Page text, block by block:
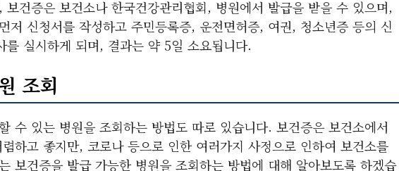
건증은 보건소나 한국건강관리협회, 병원에서 발급을 받을 수 있으며,
저 신청서를 작성하고 주민등록증, 운전면허증, 여권, 청소년증 등의 신
를 실시하게 되며, 결과는 약 5일 소요됩니다.
조회
수 있는 병원을 조회하는 방법도 따로 있습니다. 보건증은 보건소에서
하고 좋지만, 코로나 등으로 인한 여러가지 사정으로 인하여 보건소를
보건증을 발급 가능한 병원을 조회하는 방법에 대해 알아보도록 하겠습